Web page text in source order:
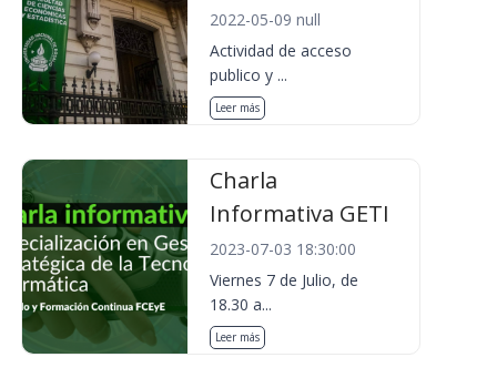
2022-05-09 null
Actividad de acceso
publico y ...
Leer más
Charla
Informativa GETI
2023-07-03 18:30:00
Viernes 7 de Julio, de
18.30 a...
Leer más